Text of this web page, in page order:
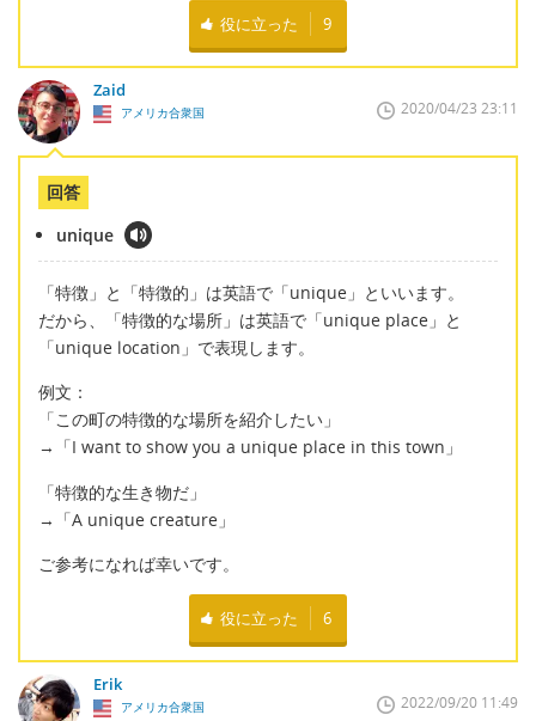
役に立った 9
Zaid
アメリカ合衆国 2020/04/23 23:11
回答
unique
「特徴」と「特徴的」は英語で「unique」といいます。
だから、「特徴的な場所」は英語で「unique place」と
「unique location」で表現します。
例文：
「この町の特徴的な場所を紹介したい」
→「I want to show you a unique place in this town」
「特徴的な生き物だ」
→「A unique creature」
ご参考になれば幸いです。
役に立った 6
Erik
アメリカ合衆国 2022/09/20 11:49